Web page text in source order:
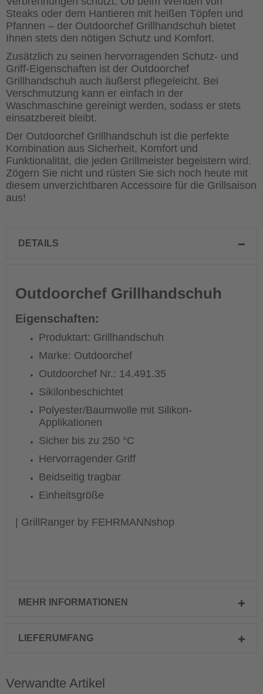
Steaks oder dem Hantieren mit heißen Töpfen und
Pfannen – der Outdoorchef Grillhandschuh bietet
Ihnen stets den nötigen Schutz und Komfort.
Zusätzlich zu seinen hervorragenden Schutz- und
Griff-Eigenschaften ist der Outdoorchef
Grillhandschuh auch äußerst pflegeleicht. Bei
Verschmutzung kann er einfach in der
Waschmaschine gereinigt werden, sodass er stets
einsatzbereit bleibt.
Der Outdoorchef Grillhandschuh ist die perfekte
Kombination aus Sicherheit, Komfort und
Funktionalität, die jeden Grillmeister begeistern wird.
Zögern Sie nicht und rüsten Sie sich noch heute mit
diesem unverzichtbaren Accessoire für die Grillsaison
aus!
DETAILS
Outdoorchef Grillhandschuh
Eigenschaften:
Produktart: Grillhandschuh
Marke: Outdoorchef
Outdoorchef Nr.: 14.491.35
Sikilonbeschichtet
Polyester/Baumwolle mit Silikon-
Applikationen
Sicher bis zu 250 °C
Hervorragender Griff
Beidseitig tragbar
Einheitsgröße
| GrillRanger by FEHRMANNshop
MEHR INFORMATIONEN
LIEFERUMFANG
Verwandte Artikel